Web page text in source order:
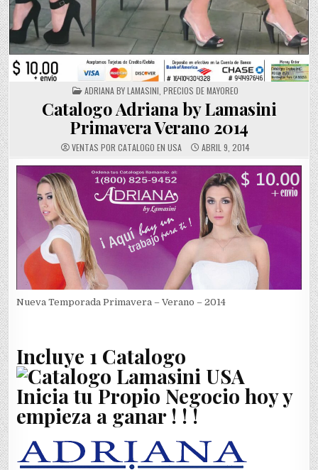
POSTED
IN
ADRIANA BY LAMASINI PRECIOS DE MAYOREO
Catalogo Adriana by Lamasini
Primavera Verano 2014
VENTAS POR CATALOGO EN USA ABRIL 9, 2014
Nueva Temporada Primavera – Verano – 2014
Incluye 1 Catalogo
Inicia tu Propio Negocio hoy y
empieza a ganar ! ! !